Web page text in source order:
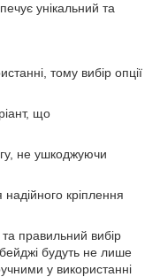
унікальний та
тому вибір опції
що
не ушкоджуючи
кріплення
правильний вибір
будуть не лише
у використанні